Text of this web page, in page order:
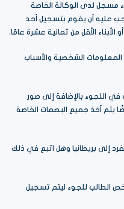
مسجل لدى الوكالة الخاصة
عليه أن يقوم بتسجيل أحد
الأبناء الأقل من ثمانية عشرة عامًا.
المعلومات الشخصية والأسباب
اللجوء بالإضافة إلى صور
يتم أخذ جميع البصمات الخاصة
إلى بريطانيا وهل اتبع في ذلك
الطالب للجوء ليتم تسجيل